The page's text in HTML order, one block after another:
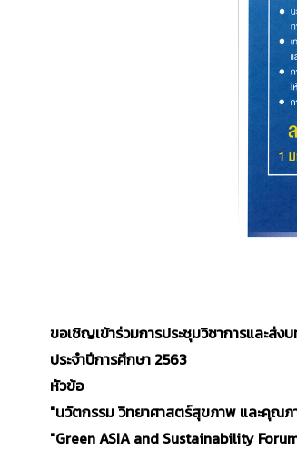
ขอเชิญเข้าร่วมการประชุมวิชาการและส่ง
ประจำปีการศึกษา 2563
หัวข้อ
"นวัตกรรม วิทยาศาสตร์สุขภาพ และคุณ
"Green ASIA and Sustainability